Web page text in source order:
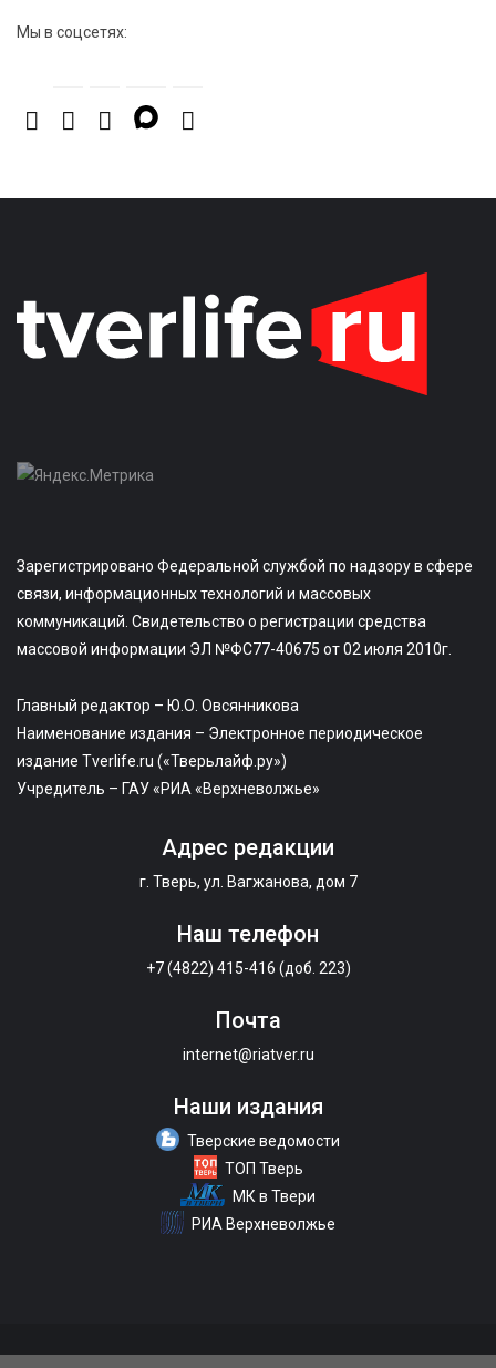
Мы в соцсетях:
Зарегистрировано Федеральной службой по надзору в сфере
связи, информационных технологий и массовых
коммуникаций. Свидетельство о регистрации средства
массовой информации ЭЛ №ФС77-40675 от 02 июля 2010г.
Главный редактор – Ю.О. Овсянникова
Наименование издания – Электронное периодическое
издание Tverlife.ru («Тверьлайф.ру»)
Учредитель – ГАУ «РИА «Верхневолжье»
Адрес редакции
г. Тверь, ул. Вагжанова, дом 7
Наш телефон
+7 (4822) 415-416 (доб. 223)
Почта
internet@riatver.ru
Наши издания
Тверские ведомости
ТОП Тверь
МК в Твери
РИА Верхневолжье